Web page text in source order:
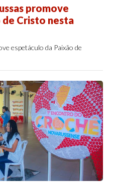
promove
Cristo nesta
espetáculo da Paixão de